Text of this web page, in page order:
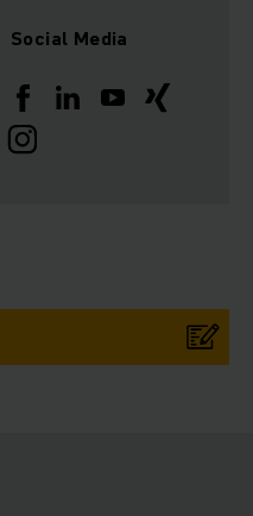
Social Media